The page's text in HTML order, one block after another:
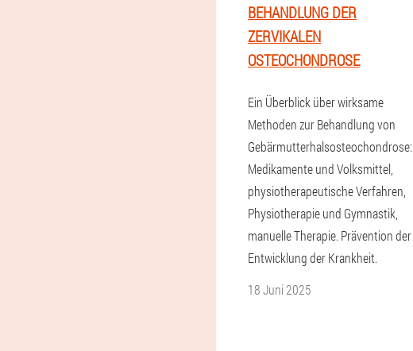
BEHANDLUNG DER
ZERVIKALEN
OSTEOCHONDROSE
Ein Überblick über wirksame
Methoden zur Behandlung von
Gebärmutterhalsosteochondrose:
Medikamente und Volksmittel,
physiotherapeutische Verfahren,
Physiotherapie und Gymnastik,
manuelle Therapie. Prävention der
Entwicklung der Krankheit.
18 Juni 2025